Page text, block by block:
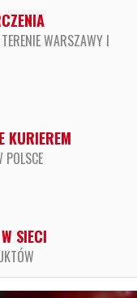
WARSZAWY I
KURIEREM
POLSCE
SIECI